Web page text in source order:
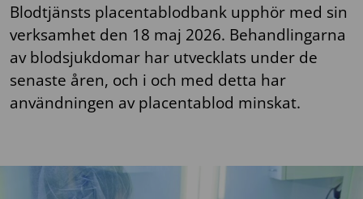
Blodtjänsts placentablodbank upphör med sin
verksamhet den 18 maj 2026. Behandlingarna
av blodsjukdomar har utvecklats under de
senaste åren, och i och med detta har
användningen av placentablod minskat.